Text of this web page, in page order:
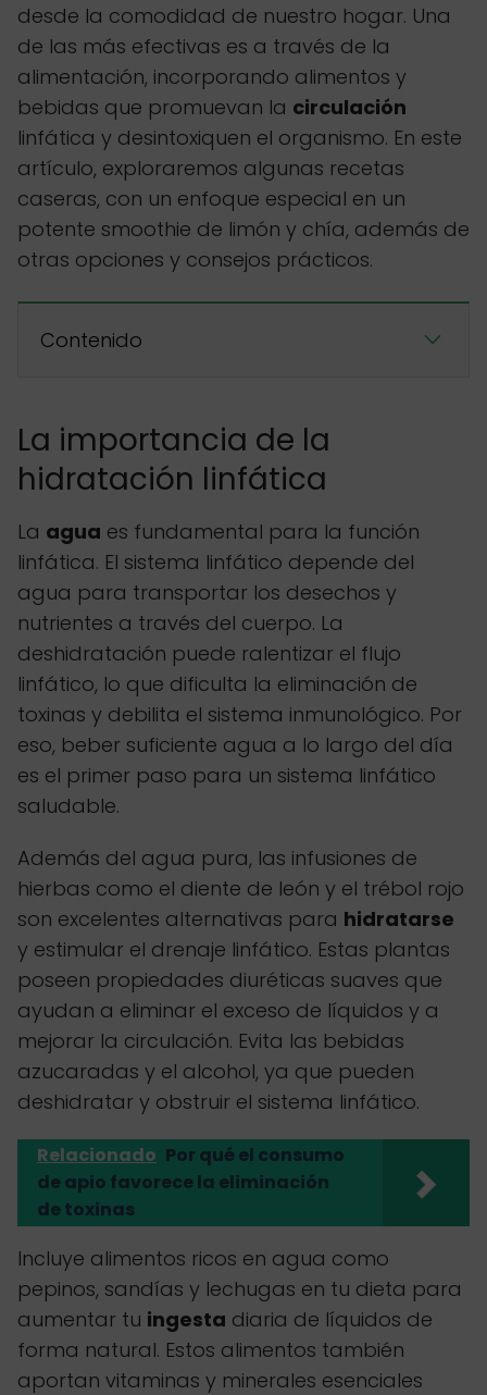
desde la comodidad de nuestro hogar. Una
de las más efectivas es a través de la
alimentación, incorporando alimentos y
bebidas que promuevan la circulación
linfática y desintoxiquen el organismo. En este
artículo, exploraremos algunas recetas
caseras, con un enfoque especial en un
potente smoothie de limón y chía, además de
otras opciones y consejos prácticos.
Contenido
La importancia de la
hidratación linfática
La agua es fundamental para la función
linfática. El sistema linfático depende del
agua para transportar los desechos y
nutrientes a través del cuerpo. La
deshidratación puede ralentizar el flujo
linfático, lo que dificulta la eliminación de
toxinas y debilita el sistema inmunológico. Por
eso, beber suficiente agua a lo largo del día
es el primer paso para un sistema linfático
saludable.
Además del agua pura, las infusiones de
hierbas como el diente de león y el trébol rojo
son excelentes alternativas para hidratarse
y estimular el drenaje linfático. Estas plantas
poseen propiedades diuréticas suaves que
ayudan a eliminar el exceso de líquidos y a
mejorar la circulación. Evita las bebidas
azucaradas y el alcohol, ya que pueden
deshidratar y obstruir el sistema linfático.
Relacionado Por qué el consumo
de apio favorece la eliminación
de toxinas
Incluye alimentos ricos en agua como
pepinos, sandías y lechugas en tu dieta para
aumentar tu ingesta diaria de líquidos de
forma natural. Estos alimentos también
aportan vitaminas y minerales esenciales